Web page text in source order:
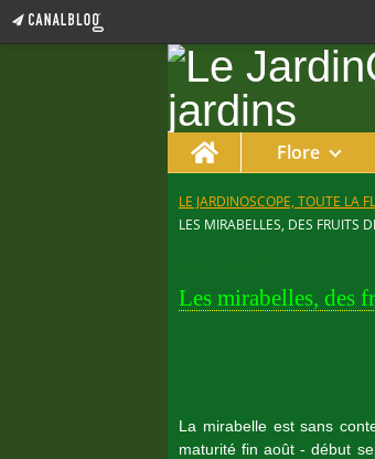
Home Flore
LE JARDINOSCOPE, TOUTE LA
LES MIRABELLES, DES FRUITS
Les mirabelles, des
La mirabelle est sans
maturité fin août - début